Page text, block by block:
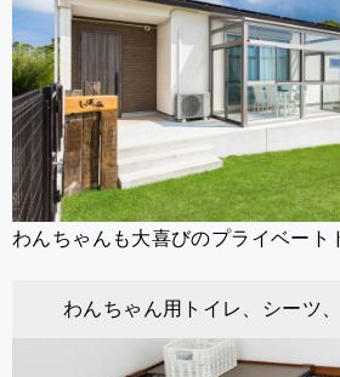
わんちゃんも大喜びのプライベート
わんちゃん用トイレ、シーツ